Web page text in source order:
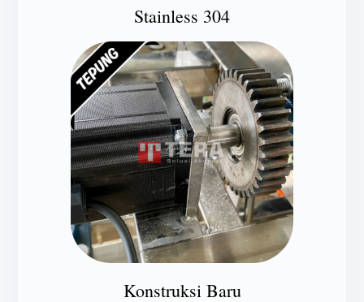
Stainless 304
Konstruksi Baru